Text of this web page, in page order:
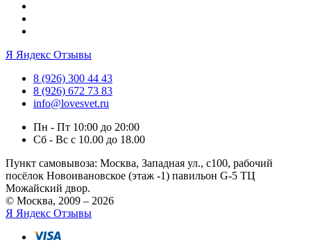
Я Яндекс Отзывы
8 (926) 300 44 43
8 (926) 672 73 83
info@lovesvet.ru
Пн - Пт 10:00 до 20:00
Сб - Вс с 10.00 до 18.00
Пункт самовывоза: Москва, Западная ул., с100, рабочий
посёлок Новоивановское (этаж -1) павильон G-5 ТЦ
Можайский двор.
© Москва, 2009 – 2026
Я Яндекс Отзывы